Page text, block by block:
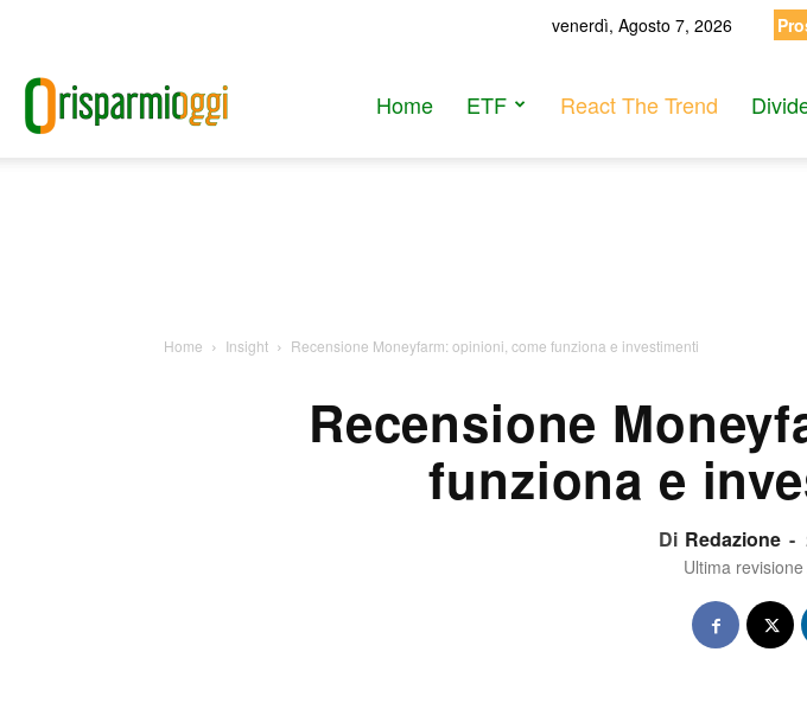
venerdì, Agosto 7, 2026
Home ETF React The Trend
Home Insight Recensione Moneyfarm: opinioni, come funziona e investimenti
Recensione
funziona e
Di Redazione -
Ultima revisione